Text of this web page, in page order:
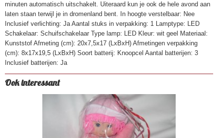
minuten automatisch uitschakelt. Uiteraard kun je ook de hele avond aan
laten staan terwijl je in dromenland bent. In hoogte verstelbaar: Nee
Inclusief verlichting: Ja Aantal stuks in verpakking: 1 Lamptype: LED
Schakelaar: Schuifschakelaar Type lamp: LED Kleur: wit geel Materiaal:
Kunststof Afmeting (cm): 20x7,5x17 (LxBxH) Afmetingen verpakking
(cm): 8x17x19,5 (LxBxH) Soort batterij: Knoopcel Aantal batterijen: 3
Inclusief batterijen: Ja
Ook interessant